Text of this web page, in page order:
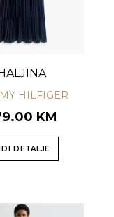
HILFIGER
KM
DETALJE